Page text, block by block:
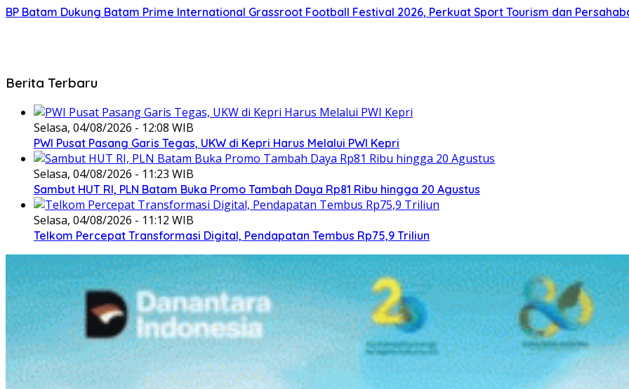
BP Batam Dukung Batam Prime International Grassroot Football Festival 2026, Perkuat Sport Tourism dan
Berita Terbaru
Selasa, 04/08/2026 - 12:08 WIB
PWI Pusat Pasang Garis Tegas, UKW di Kepri Harus Melalui PWI Kepri
Selasa, 04/08/2026 - 11:23 WIB
Sambut HUT RI, PLN Batam Buka Promo Tambah Daya Rp81 Ribu hingga 20 Agustus
Selasa, 04/08/2026 - 11:12 WIB
Telkom Percepat Transformasi Digital, Pendapatan Tembus Rp75,9 Triliun